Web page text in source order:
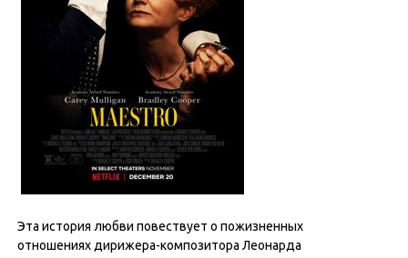
Эта история любви повествует о пожизненных
отношениях дирижера-композитора Леонарда